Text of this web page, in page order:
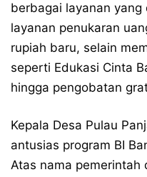
berbagai layanan
layanan penukaran
rupiah baru, selain
seperti Edukasi Cinta
hingga pengobatan
Kepala Desa Pulau
antusias program BI
Atas nama pemerintah